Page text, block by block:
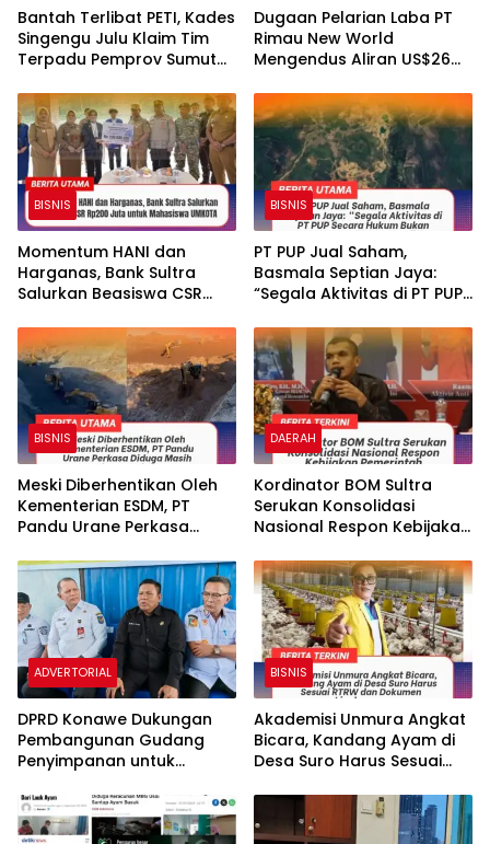
Bantah Terlibat PETI, Kades
Singengu Julu Klaim Tim
Terpadu Pemprov Sumut
Dugaan Pelarian Laba PT
Rimau New World
Mengendus Aliran US$26
Singapura
BISNIS
Momentum HANI dan
Harganas, Bank Sultra
Salurkan Beasiswa CSR
Mahasiswa UMKOTA
BISNIS
PT PUP Jual Saham,
Basmala Septian Jaya:
“Segala Aktivitas di PT PUP
Tanggungjawab Kami”
BISNIS
Meski Diberhentikan Oleh
Kementerian ESDM, PT
Pandu Urane Perkasa
Beraktivitas
DAERAH
‎Kordinator BOM Sultra
Serukan Konsolidasi
Nasional Respon Kebijakan
ADVERTORIAL
DPRD Konawe Dukungan
Pembangunan Gudang
Penyimpanan untuk
Gabah Petani
BISNIS
Akademisi Unmura Angkat
Bicara, Kandang Ayam di
Desa Suro Harus Sesuai
Lingkungan